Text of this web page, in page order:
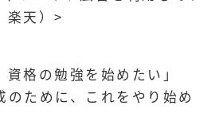
楽天）>
資格の勉強を始めたい」
のために、これをやり始め